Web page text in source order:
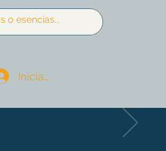
Iniciar sesión